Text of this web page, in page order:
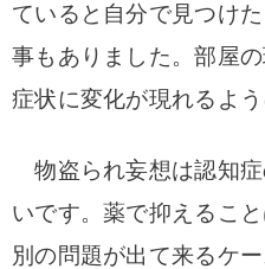
ていると自分で見つけ
事も ありました。部屋
症状に変化が現れるよう
物盗られ妄想は認知
いです。薬で抑えるこ
別の問題が出て来るケ